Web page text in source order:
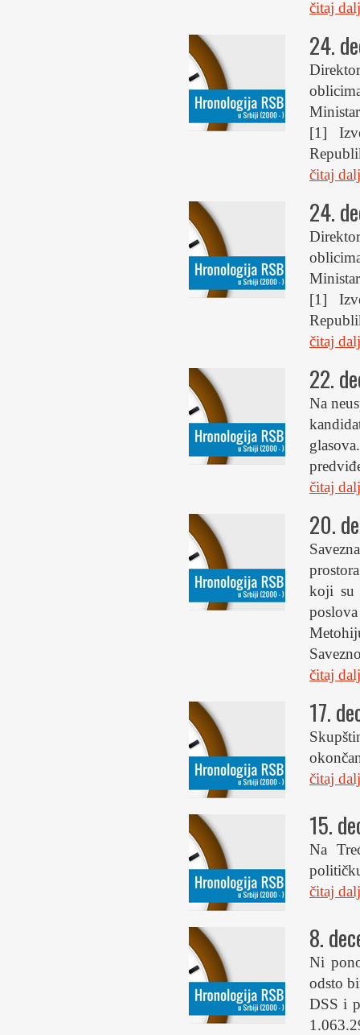
čitaj
24.
[1]
čitaj
24.
[1]
čitaj
22.
Na
čitaj
20.
koji su
čitaj
17.
čitaj
15.
Na
čitaj
8.
Ni
odsto
DSS i